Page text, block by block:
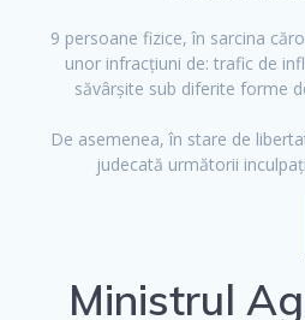
9 persoane fizice, în sarcina
unor infracțiuni de: trafic de
săvârșite sub diferite forme
De asemenea, în stare de
judecată următorii
Ministrul